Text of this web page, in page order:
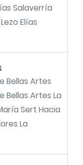
Salaverría
Elías
Bellas Artes
Bellas Artes La
Sert Hacia
La